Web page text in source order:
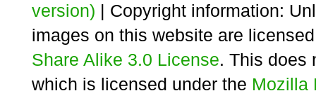
version) | Copyright information:
images on this website are
Share Alike 3.0 License. This does
which is licensed under the Mozilla